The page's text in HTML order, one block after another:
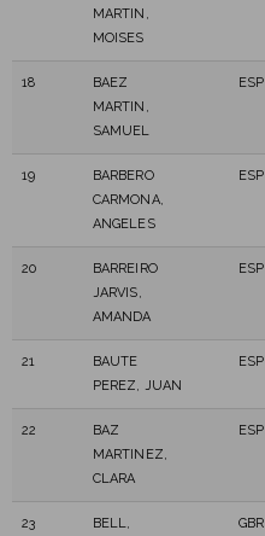
MARTIN,
MOISES
18
BAEZ
MARTIN,
SAMUEL
ESP
19
BARBERO
CARMONA,
ANGELES
ESP
20
BARREIRO
JARVIS,
AMANDA
ESP
21
BAUTE
PEREZ, JUAN
ESP
22
BAZ
MARTINEZ,
CLARA
ESP
23 BELL, GBR